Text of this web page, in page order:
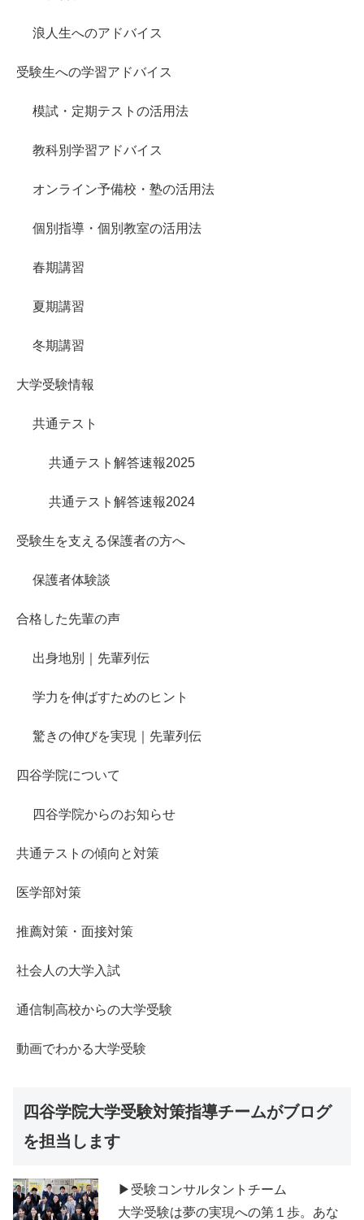
浪人生へのアドバイス
受験生への学習アドバイス
模試・定期テストの活用法
教科別学習アドバイス
オンライン予備校・塾の活用法
個別指導・個別教室の活用法
春期講習
夏期講習
冬期講習
大学受験情報
共通テスト
共通テスト解答速報2025
共通テスト解答速報2024
受験生を支える保護者の方へ
保護者体験談
合格した先輩の声
出身地別｜先輩列伝
学力を伸ばすためのヒント
驚きの伸びを実現｜先輩列伝
四谷学院について
四谷学院からのお知らせ
共通テストの傾向と対策
医学部対策
推薦対策・面接対策
社会人の大学入試
通信制高校からの大学受験
動画でわかる大学受験
四谷学院大学受験対策指導チームがブログ
を担当します
▶受験コンサルタントチーム
大学受験は夢の実現への第１歩。あな